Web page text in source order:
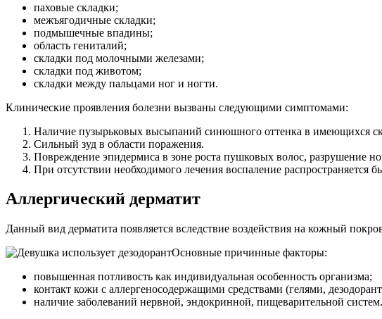
паховые складки;
межъягодичные складки;
подмышечные впадины;
область гениталий;
складки под молочными железами;
складки под животом;
складки между пальцами ног и ногти.
Клинические проявления болезни вызваны следующими симптомами:
Наличие пузырьковых высыпаний синюшного оттенка в имеющихся
Сильный зуд в области поражения.
Повреждение эпидермиса в зоне роста пушковых волос, разрушение
При отсутствии необходимого лечения воспаление распространяется
Аллергический дерматит
Данный вид дерматита появляется вследствие воздействия на кожный
Основные причинные факторы:
повышенная потливость как индивидуальная особенность организма;
контакт кожи с аллергеносодержащими средствами (гелями,
наличие заболеваний нервной, эндокринной, пищеварительной систем.